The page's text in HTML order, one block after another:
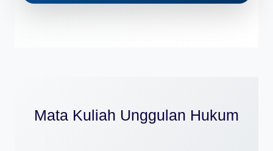
Mata Kuliah Unggulan Hukum